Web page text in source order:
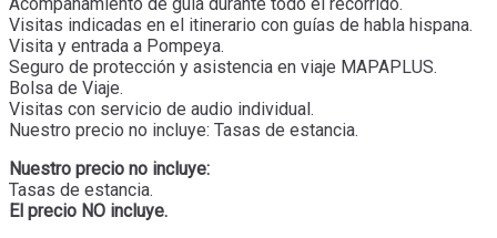
Visitas indicadas en el itinerario con guías de habla hispana.
Visita y entrada a Pompeya.
Seguro de protección y asistencia en viaje MAPAPLUS.
Bolsa de Viaje.
Visitas con servicio de audio individual.
Nuestro precio no incluye: Tasas de estancia.
Nuestro precio no incluye:
Tasas de estancia.
El precio NO incluye.